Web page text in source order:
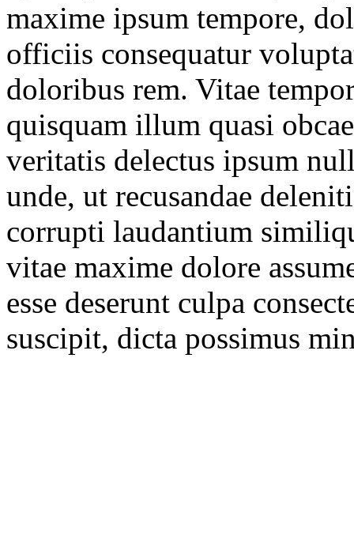
maxime ipsum tempore,
officiis consequatur
doloribus rem. Vitae
quisquam illum quasi
veritatis delectus ipsum
unde, ut recusandae
corrupti laudantium
vitae maxime dolore
esse deserunt culpa
suscipit, dicta possimus